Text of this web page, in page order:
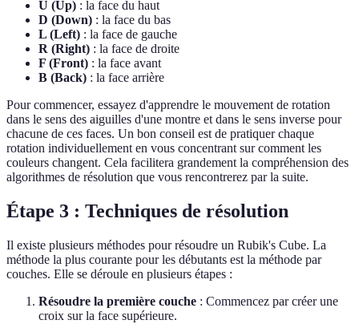
U (Up) : la face du haut
D (Down) : la face du bas
L (Left) : la face de gauche
R (Right) : la face de droite
F (Front) : la face avant
B (Back) : la face arrière
Pour commencer, essayez d'apprendre le mouvement de rotation
dans le sens des aiguilles d'une montre et dans le sens inverse pour
chacune de ces faces. Un bon conseil est de pratiquer chaque
rotation individuellement en vous concentrant sur comment les
couleurs changent. Cela facilitera grandement la compréhension des
algorithmes de résolution que vous rencontrerez par la suite.
Étape 3 : Techniques de résolution
Il existe plusieurs méthodes pour résoudre un Rubik's Cube. La
méthode la plus courante pour les débutants est la méthode par
couches. Elle se déroule en plusieurs étapes :
Résoudre la première couche : Commencez par créer une
croix sur la face supérieure.